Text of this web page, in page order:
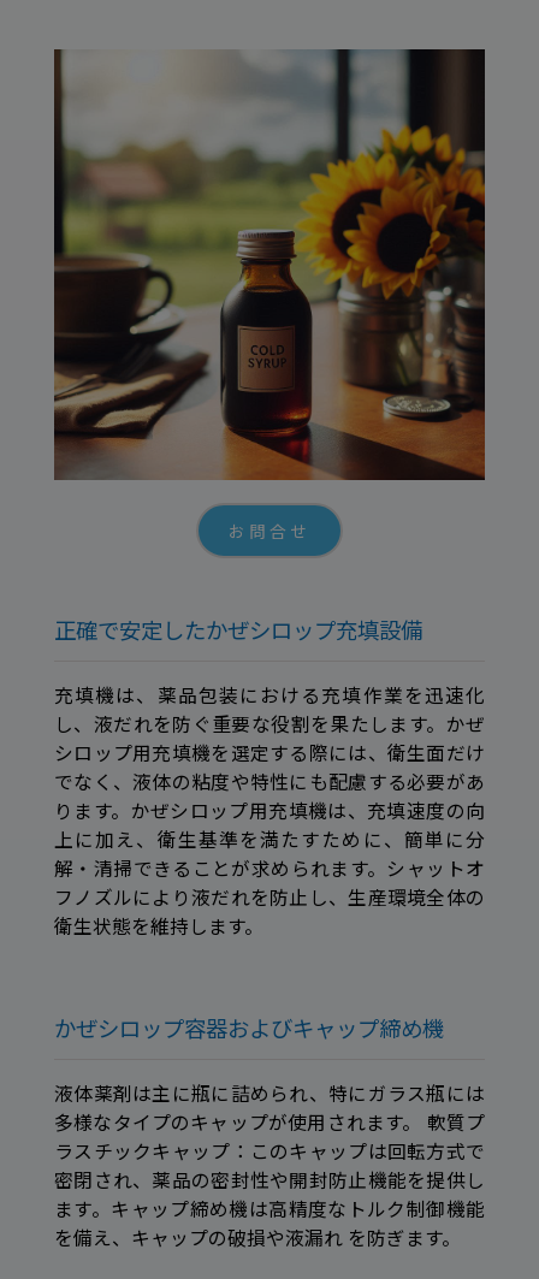
お問合せ
正確で安定したかぜシロップ充填設備
充填機は、薬品包装における充填作業を迅速化
し、液だれを防ぐ重要な役割を果たします。かぜ
シロップ用充填機を選定する際には、衛生面だけ
でなく、液体の粘度や特性にも配慮する必要があ
ります。かぜシロップ用充填機は、充填速度の向
上に加え、衛生基準を満たすために、簡単に分
解・清掃できることが求められます。シャットオ
フノズルにより液だれを防止し、生産環境全体の
衛生状態を維持します。
かぜシロップ容器およびキャップ締め機
液体薬剤は主に瓶に詰められ、特にガラス瓶には
多様なタイプのキャップが使用されます。 軟質プ
ラスチックキャップ：このキャップは回転方式で
密閉され、薬品の密封性や開封防止機能を提供し
ます。キャップ締め機は高精度なトルク制御機能
を備え、キャップの破損や液漏れ を防ぎます。